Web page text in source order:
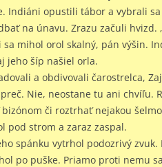
Indiáni opustili tábor a vybrali
na únavu. Zrazu začuli hvizd.
sa mihol orol skalný, pán výšin.
jeho šíp našiel orla.
a obdivovali čarostrelca,
Nie, neostane tu ani chvíľu.
či roztrhať nejakou
pod strom a zaraz zaspal.
spánku vytrhol podozrivý
po puške. Priamo proti nemu